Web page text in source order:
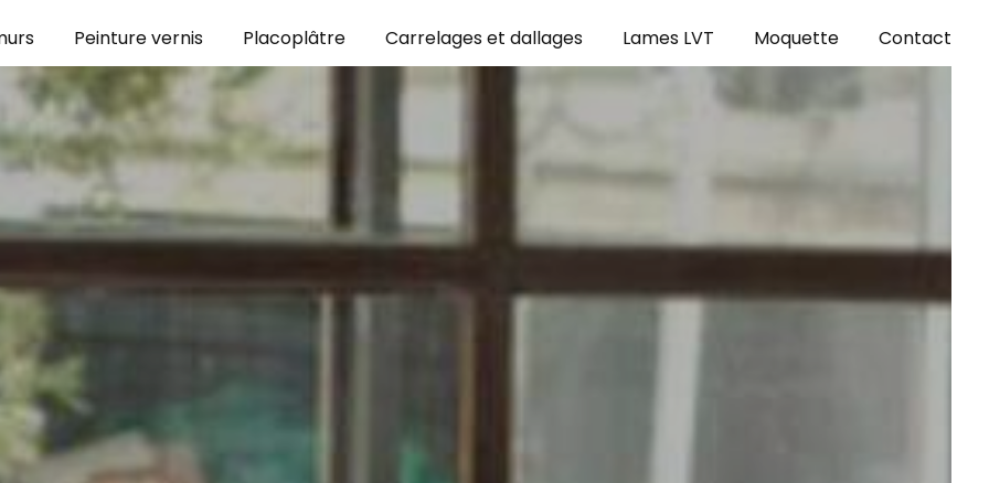
Peinture vernis Placoplâtre Carrelages et dallages Lames LVT Moquette Contact